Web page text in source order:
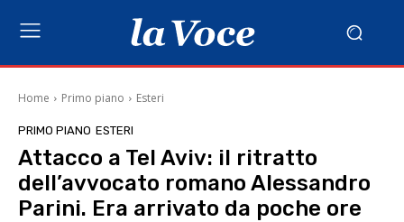
Home Primo piano Esteri
PRIMO PIANO ESTERI
Attacco a Tel Aviv: il ritratto
dell’avvocato romano Alessandro
Parini. Era arrivato da poche ore